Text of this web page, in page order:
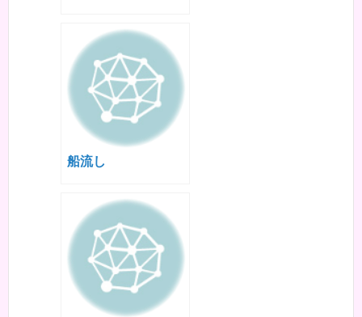
船流し